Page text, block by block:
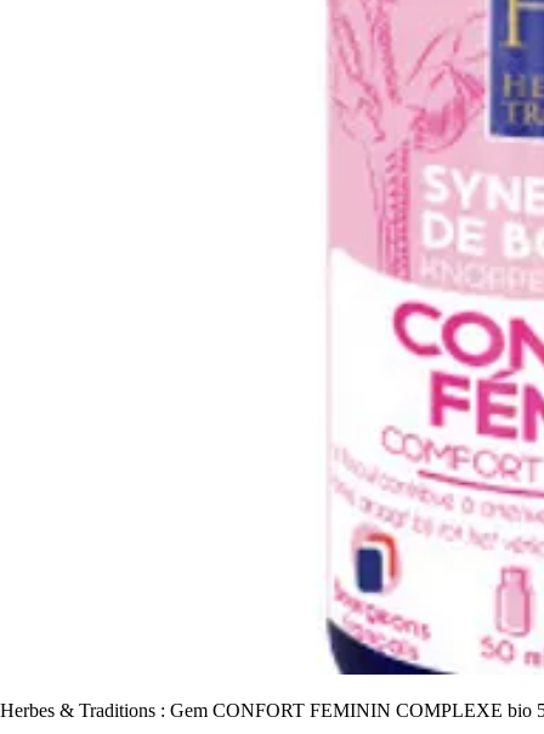
Herbes & Traditions : Gem CONFORT FEMININ COMPLEXE bio